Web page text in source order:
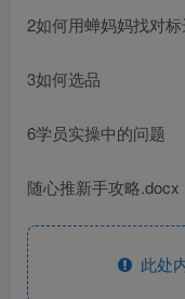
2如何用蝉妈妈找对标
3如何选品
6学员实操中的问题
随心推新手攻略.docx
此处